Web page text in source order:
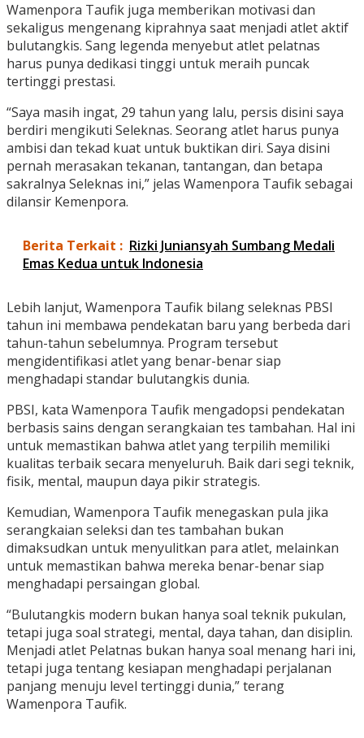
Wamenpora Taufik juga memberikan motivasi dan
sekaligus mengenang kiprahnya saat menjadi atlet aktif
bulutangkis. Sang legenda menyebut atlet pelatnas
harus punya dedikasi tinggi untuk meraih puncak
tertinggi prestasi.
“Saya masih ingat, 29 tahun yang lalu, persis disini saya
berdiri mengikuti Seleknas. Seorang atlet harus punya
ambisi dan tekad kuat untuk buktikan diri. Saya disini
pernah merasakan tekanan, tantangan, dan betapa
sakralnya Seleknas ini,” jelas Wamenpora Taufik sebagai
dilansir Kemenpora.
Berita Terkait : Rizki Juniansyah Sumbang Medali
Emas Kedua untuk Indonesia
Lebih lanjut, Wamenpora Taufik bilang seleknas PBSI
tahun ini membawa pendekatan baru yang berbeda dari
tahun-tahun sebelumnya. Program tersebut
mengidentifikasi atlet yang benar-benar siap
menghadapi standar bulutangkis dunia.
PBSI, kata Wamenpora Taufik mengadopsi pendekatan
berbasis sains dengan serangkaian tes tambahan. Hal ini
untuk memastikan bahwa atlet yang terpilih memiliki
kualitas terbaik secara menyeluruh. Baik dari segi teknik,
fisik, mental, maupun daya pikir strategis.
Kemudian, Wamenpora Taufik menegaskan pula jika
serangkaian seleksi dan tes tambahan bukan
dimaksudkan untuk menyulitkan para atlet, melainkan
untuk memastikan bahwa mereka benar-benar siap
menghadapi persaingan global.
“Bulutangkis modern bukan hanya soal teknik pukulan,
tetapi juga soal strategi, mental, daya tahan, dan disiplin.
Menjadi atlet Pelatnas bukan hanya soal menang hari ini,
tetapi juga tentang kesiapan menghadapi perjalanan
panjang menuju level tertinggi dunia,” terang
Wamenpora Taufik.